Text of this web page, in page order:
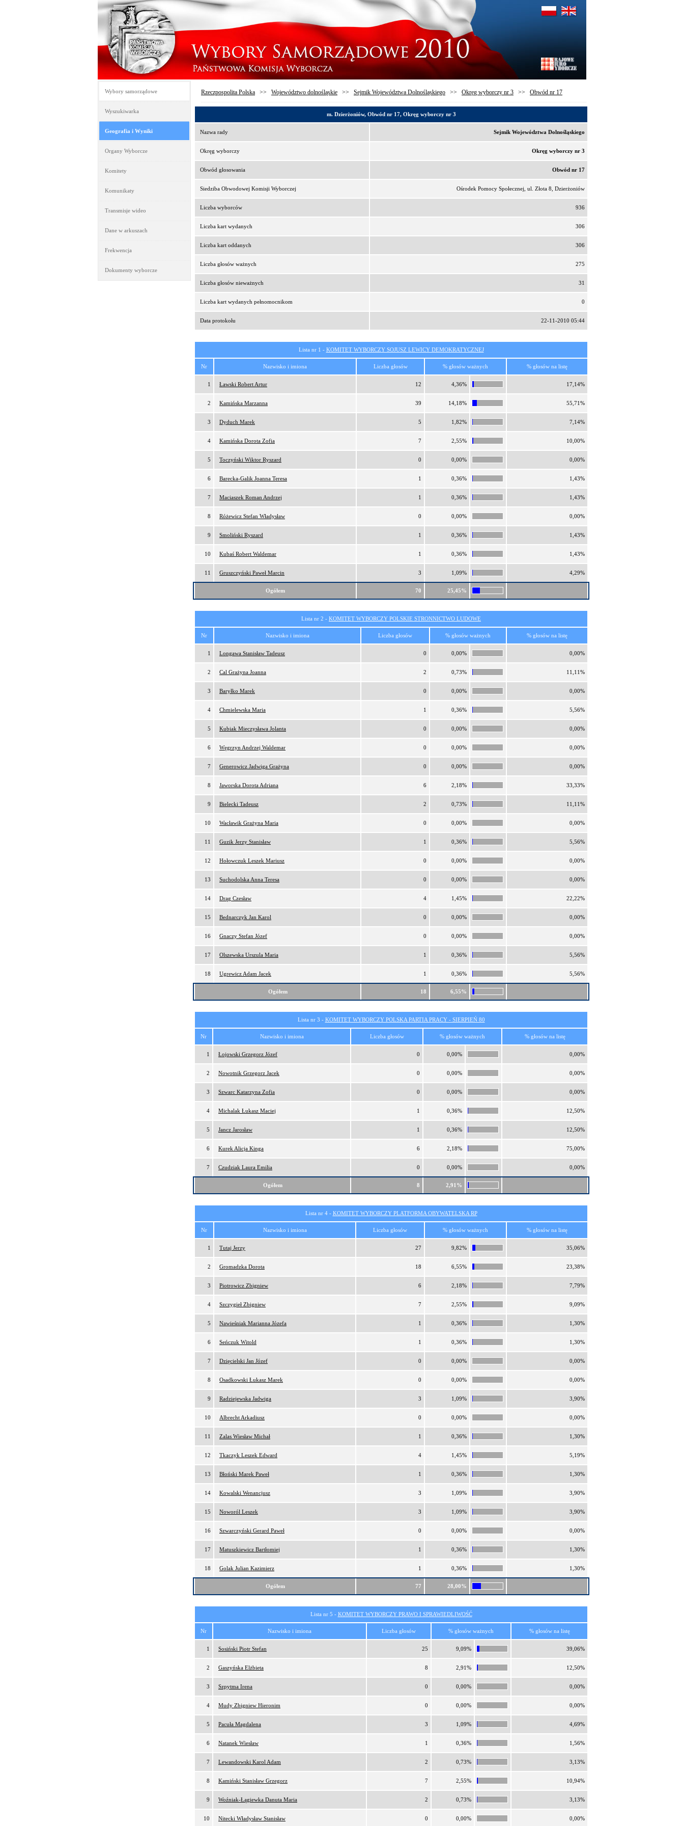
Wybory samorządowe
Wyszukiwarka
Geografia i Wyniki
Organy Wyborcze
Komitety
Komunikaty
Transmisje wideo
Dane w arkuszach
Frekwencja
Dokumenty wyborcze
Rzeczpospolita Polska >> Województwo dolnośląskie >> Sejmik Województwa Dolnośląskiego >> Okręg wyborczy nr 3 >> Obwód nr 17
m. Dzierżoniów, Obwód nr 17, Okręg wyborczy nr 3
Nazwa rady Sejmik Województwa Dolnośląskiego
Okręg wyborczy Okręg wyborczy nr 3
Obwód głosowania Obwód nr 17
Siedziba Obwodowej Komisji Wyborczej Ośrodek Pomocy Społecznej, ul. Złota 8, Dzierżoniów
Liczba wyborców 936
Liczba kart wydanych 306
Liczba kart oddanych 306
Liczba głosów ważnych 275
Liczba głosów nieważnych 31
Liczba kart wydanych pełnomocnikom 0
Data protokołu 22-11-2010 05:44
Lista nr 1 - KOMITET WYBORCZY SOJUSZ LEWICY DEMOKRATYCZNEJ
Nr Nazwisko i imiona Liczba głosów % głosów ważnych % głosów na listę
1 Ławski Robert Artur 12 4,36% 17,14%
2 Kamińska Marzanna 39 14,18% 55,71%
3 Dyduch Marek 5 1,82% 7,14%
4 Kamińska Dorota Zofia 7 2,55% 10,00%
5 Toczyński Wiktor Ryszard 0 0,00% 0,00%
6 Barecka-Galik Joanna Teresa 1 0,36% 1,43%
7 Maciaszek Roman Andrzej 1 0,36% 1,43%
8 Różewicz Stefan Władysław 0 0,00% 0,00%
9 Smoliński Ryszard 1 0,36% 1,43%
10 Kubaś Robert Waldemar 1 0,36% 1,43%
11 Gruszczyński Paweł Marcin 3 1,09% 4,29%
Ogółem 70 25,45%
Lista nr 2 - KOMITET WYBORCZY POLSKIE STRONNICTWO LUDOWE
Nr Nazwisko i imiona Liczba głosów % głosów ważnych % głosów na listę
1 Longawa Stanisław Tadeusz 0 0,00% 0,00%
2 Cal Grażyna Joanna 2 0,73% 11,11%
3 Baryłko Marek 0 0,00% 0,00%
4 Chmielewska Maria 1 0,36% 5,56%
5 Kubiak Mieczysława Jolanta 0 0,00% 0,00%
6 Węgrzyn Andrzej Waldemar 0 0,00% 0,00%
7 Generowicz Jadwiga Grażyna 0 0,00% 0,00%
8 Jaworska Dorota Adriana 6 2,18% 33,33%
9 Bielecki Tadeusz 2 0,73% 11,11%
10 Wacławik Grażyna Maria 0 0,00% 0,00%
11 Guzik Jerzy Stanisław 1 0,36% 5,56%
12 Hołowczuk Leszek Mariusz 0 0,00% 0,00%
13 Suchodolska Anna Teresa 0 0,00% 0,00%
14 Drąg Czesław 4 1,45% 22,22%
15 Bednarczyk Jan Karol 0 0,00% 0,00%
16 Gnaczy Stefan Józef 0 0,00% 0,00%
17 Olszewska Urszula Maria 1 0,36% 5,56%
18 Ugrewicz Adam Jacek 1 0,36% 5,56%
Ogółem 18 6,55%
Lista nr 3 - KOMITET WYBORCZY POLSKA PARTIA PRACY - SIERPIEŃ 80
Nr Nazwisko i imiona Liczba głosów % głosów ważnych % głosów na listę
1 Łojowski Grzegorz Józef 0 0,00% 0,00%
2 Nowotnik Grzegorz Jacek 0 0,00% 0,00%
3 Szwarc Katarzyna Zofia 0 0,00% 0,00%
4 Michalak Łukasz Maciej 1 0,36% 12,50%
5 Jancz Jarosław 1 0,36% 12,50%
6 Kurek Alicja Kinga 6 2,18% 75,00%
7 Czudziak Laura Emilia 0 0,00% 0,00%
Ogółem 8 2,91%
Lista nr 4 - KOMITET WYBORCZY PLATFORMA OBYWATELSKA RP
Nr Nazwisko i imiona Liczba głosów % głosów ważnych % głosów na listę
1 Tutaj Jerzy 27 9,82% 35,06%
2 Gromadzka Dorota 18 6,55% 23,38%
3 Piotrowicz Zbigniew 6 2,18% 7,79%
4 Szczygieł Zbigniew 7 2,55% 9,09%
5 Nawieśniak Marianna Józefa 1 0,36% 1,30%
6 Seńczuk Witold 1 0,36% 1,30%
7 Dzięcielski Jan Józef 0 0,00% 0,00%
8 Osadkowski Łukasz Marek 0 0,00% 0,00%
9 Radziejewska Jadwiga 3 1,09% 3,90%
10 Albrecht Arkadiusz 0 0,00% 0,00%
11 Zalas Wiesław Michał 1 0,36% 1,30%
12 Tkaczyk Leszek Edward 4 1,45% 5,19%
13 Błoński Marek Paweł 1 0,36% 1,30%
14 Kowalski Wenancjusz 3 1,09% 3,90%
15 Noworól Leszek 3 1,09% 3,90%
16 Szwarczyński Gerard Paweł 0 0,00% 0,00%
17 Matuszkiewicz Bartłomiej 1 0,36% 1,30%
18 Golak Julian Kazimierz 1 0,36% 1,30%
Ogółem 77 28,00%
Lista nr 5 - KOMITET WYBORCZY PRAWO I SPRAWIEDLIWOŚĆ
Nr Nazwisko i imiona Liczba głosów % głosów ważnych % głosów na listę
1 Sosiński Piotr Stefan 25 9,09% 39,06%
2 Gaszyńska Elżbieta 8 2,91% 12,50%
3 Szpytma Irena 0 0,00% 0,00%
4 Mudy Zbigniew Hieronim 0 0,00% 0,00%
5 Pacuła Magdalena 3 1,09% 4,69%
6 Natanek Wiesław 1 0,36% 1,56%
7 Lewandowski Karol Adam 2 0,73% 3,13%
8 Kamiński Stanisław Grzegorz 7 2,55% 10,94%
9 Woźniak-Łągiewka Danuta Maria 2 0,73% 3,13%
10 Nitecki Władysław Stanisław 0 0,00% 0,00%